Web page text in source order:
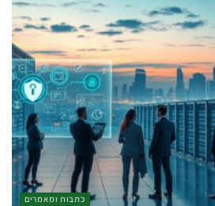
כתבות ומאמרים